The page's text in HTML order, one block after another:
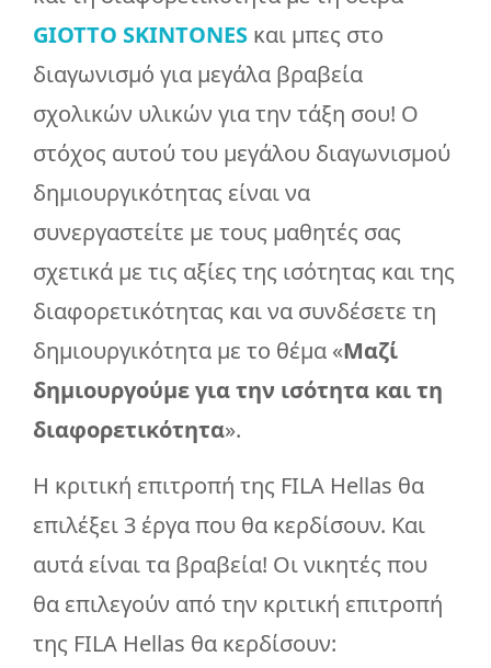
GIOTTO SKINTONES και μπες στο
διαγωνισμό για μεγάλα βραβεία
σχολικών υλικών για την τάξη σου! Ο
στόχος αυτού του μεγάλου διαγωνισμού
δημιουργικότητας είναι να
συνεργαστείτε με τους μαθητές σας
σχετικά με τις αξίες της ισότητας και της
διαφορετικότητας και να συνδέσετε τη
δημιουργικότητα με το θέμα «Μαζί
δημιουργούμε για την ισότητα και τη
διαφορετικότητα».
Η κριτική επιτροπή της FILA Hellas θα
επιλέξει 3 έργα που θα κερδίσουν. Και
αυτά είναι τα βραβεία! Οι νικητές που
θα επιλεγούν από την κριτική επιτροπή
της FILA Hellas θα κερδίσουν: